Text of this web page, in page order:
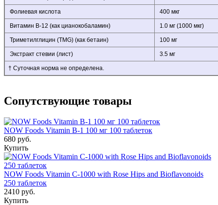
Фолиевая кислота 400 мкг
Витамин В-12 (как цианокобаламин) 1.0 мг (1000 мкг)
Триметилглицин (TMG) (как бетаин) 100 мг
Экстракт стевии (лист) 3.5 мг
† Суточная норма не определена.
Сопутствующие товары
NOW Foods Vitamin B-1 100 мг 100 таблеток
680 руб.
Купить
NOW Foods Vitamin C-1000 with Rose Hips and Bioflavonoids
250 таблеток
2410 руб.
Купить